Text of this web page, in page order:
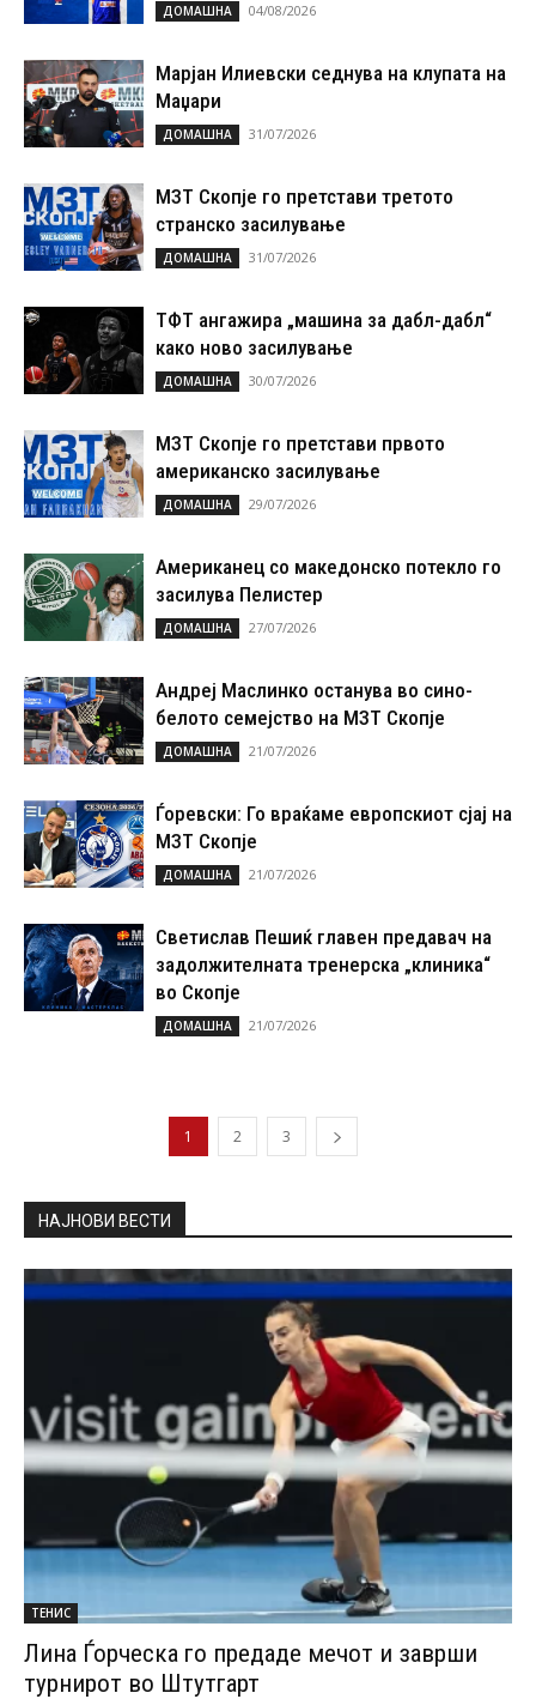
ДОМАШНА 04/08/2026
Марјан Илиевски седнува на клупата на
Маџари
ДОМАШНА 31/07/2026
МЗТ Скопје го претстави третото
странско засилување
ДОМАШНА 31/07/2026
ТФТ ангажира „машина за дабл-дабл“
како ново засилување
ДОМАШНА 30/07/2026
МЗТ Скопје го претстави првото
американско засилување
ДОМАШНА 29/07/2026
Американец со македонско потекло го
засилува Пелистер
ДОМАШНА 27/07/2026
Андреј Маслинко останува во сино-
белото семејство на МЗТ Скопје
ДОМАШНА 21/07/2026
Ѓоревски: Го враќаме европскиот сјај на
МЗТ Скопје
ДОМАШНА 21/07/2026
Светислав Пешиќ главен предавач на
задолжителната тренерска „клиника“
во Скопје
ДОМАШНА 21/07/2026
1 2 3
НАЈНОВИ ВЕСТИ
ТЕНИС
Лина Ѓорческа го предаде мечот и заврши
турнирот во Штутгарт